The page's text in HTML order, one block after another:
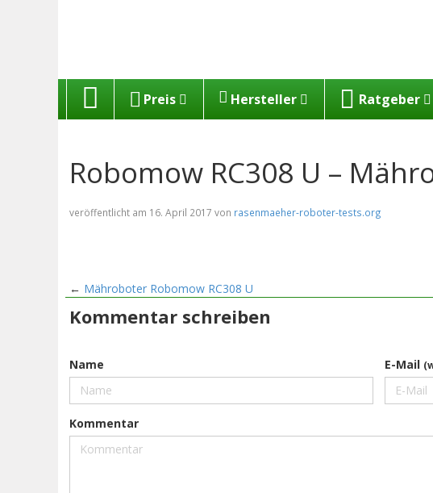
Startseite
Preis Hersteller Ratgeber
Robomow RC308 U –
veröffentlicht am 16. April 2017 von rasenmaeher-roboter-tests.org
← Mähroboter Robomow RC308 U
Kommentar schreiben
Name E-Mail
Kommentar